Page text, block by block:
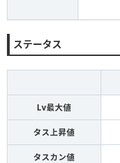
ステータス
Lv最大値
タス上昇値
タスカン値